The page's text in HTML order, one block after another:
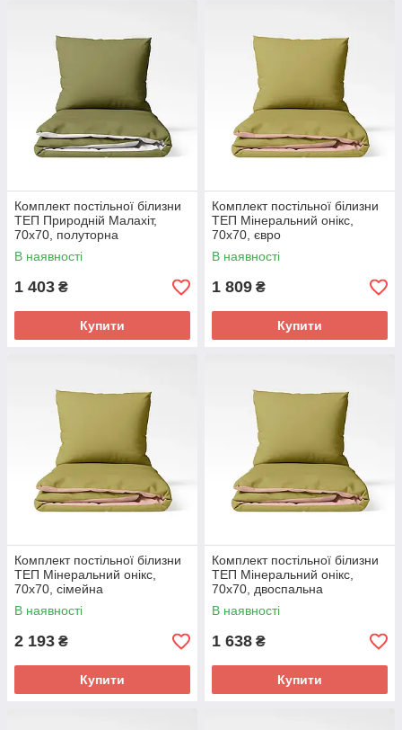
Комплект постільної білизни
ТЕП Природній Малахіт,
70x70, полуторна
В наявності
1 403 ₴
Купити
Комплект постільної білизни
ТЕП Мінеральний онікс,
70x70, євро
В наявності
1 809 ₴
Купити
Комплект постільної білизни
ТЕП Мінеральний онікс,
70x70, сімейна
В наявності
2 193 ₴
Купити
Комплект постільної білизни
ТЕП Мінеральний онікс,
70x70, двоспальна
В наявності
1 638 ₴
Купити